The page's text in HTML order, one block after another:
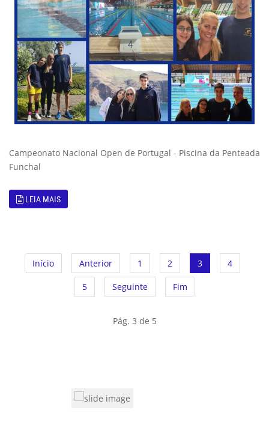
Campeonato Nacional Open de Portugal - Piscina da Penteada
Funchal
LEIA MAIS
Início Anterior 1 2 3 4
5 Seguinte Fim
Pág. 3 de 5